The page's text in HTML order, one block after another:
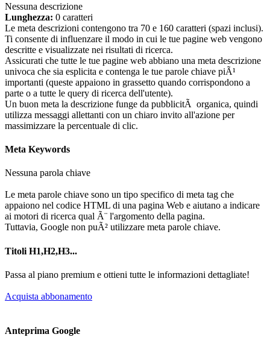
Nessuna descrizione
Lunghezza: 0 caratteri
Le meta descrizioni contengono tra 70 e 160 caratteri (spazi inclusi).
Ti consente di influenzare il modo in cui le tue pagine web vengono
descritte e visualizzate nei risultati di ricerca.
Assicurati che tutte le tue pagine web abbiano una meta descrizione
univoca che sia esplicita e contenga le tue parole chiave piÃ¹
importanti (queste appaiono in grassetto quando corrispondono a
parte o a tutte le query di ricerca dell'utente).
Un buon meta la descrizione funge da pubblicitÃ organica, quindi
utilizza messaggi allettanti con un chiaro invito all'azione per
massimizzare la percentuale di clic.
Meta Keywords
Nessuna parola chiave
Le meta parole chiave sono un tipo specifico di meta tag che
appaiono nel codice HTML di una pagina Web e aiutano a indicare
ai motori di ricerca qual Ã¨ l'argomento della pagina.
Tuttavia, Google non puÃ² utilizzare meta parole chiave.
Titoli H1,H2,H3...
Passa al piano premium e ottieni tutte le informazioni dettagliate!
Acquista abbonamento
Anteprima Google